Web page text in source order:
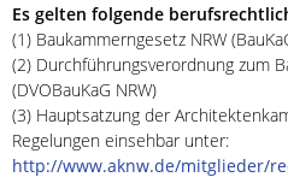
Es gelten folgende
(1) Baukammerngesetz NRW
(2) Durchführungsverordnung zum
(DVOBauKaG NRW)
(3) Hauptsatzung der
Regelungen einsehbar unter:
http://www.aknw.de/mitglieder/